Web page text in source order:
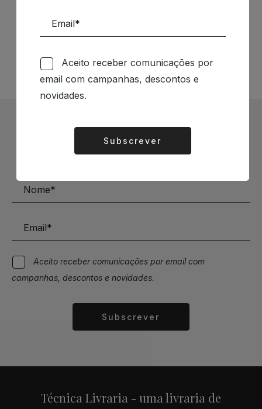
Siga-nos nas Redes Sociais
Subscrever Newsletter
Aceito receber comunicações por email com
campanhas, descontos e novidades.
Subscrever
Técnica Livraria - uma livraria de
Aceito receber comunicações por
email com campanhas, descontos e
novidades.
Subscrever